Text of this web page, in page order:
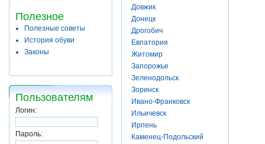
Полезное
Полезные советы
История обуви
Законы
Пользователям
Логин:
Пароль:
Довжик
Донецк
Дрогобич
Евпатория
Житомир
Запорожье
Зеленодольск
Зоринск
Ивано-Франковск
Ильичевск
Ирпень
Каменец-Подольский